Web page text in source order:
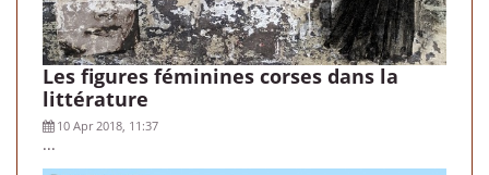
Les figures féminines corses dans la
littérature
10 Apr 2018, 11:37
...